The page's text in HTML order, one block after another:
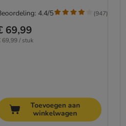
69,99
69,99 / stuk
4.4/5 (947)
Toevoegen aan
winkelwagen